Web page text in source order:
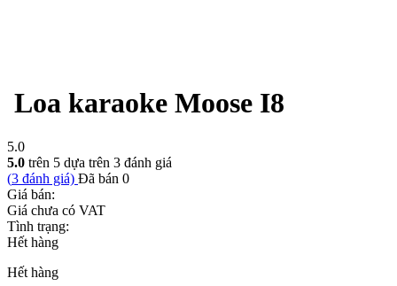
Loa karaoke Moose I8
5.0
5.0 trên 5 dựa trên 3 đánh giá
(3 đánh giá) Đã bán 0
Giá bán:
Giá chưa có VAT
Tình trạng:
Hết hàng
Hết hàng